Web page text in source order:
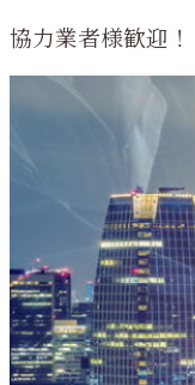
協力業者様歓迎！